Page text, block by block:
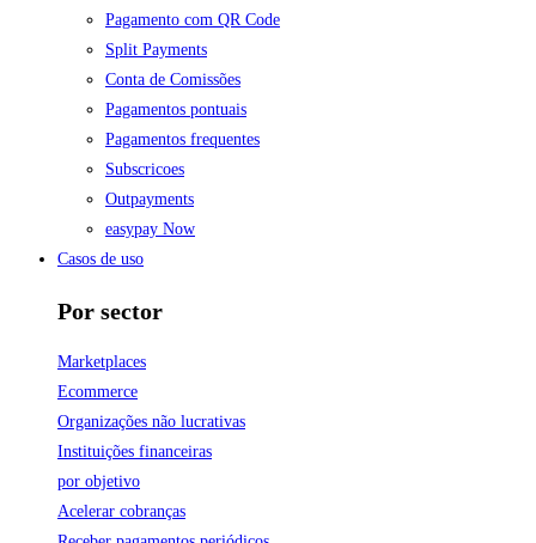
Pagamento com QR Code
Split Payments
Conta de Comissões
Pagamentos pontuais
Pagamentos frequentes
Subscricoes
Outpayments
easypay Now
Casos de uso
Por sector
Marketplaces
Ecommerce
Organizações não lucrativas
Instituições financeiras
por objetivo
Acelerar cobranças